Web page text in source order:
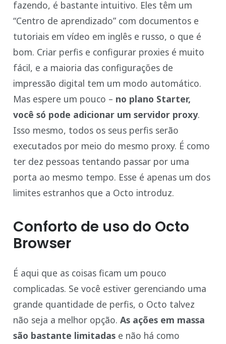
fazendo, é bastante intuitivo. Eles têm um
“Centro de aprendizado” com documentos e
tutoriais em vídeo em inglês e russo, o que é
bom. Criar perfis e configurar proxies é muito
fácil, e a maioria das configurações de
impressão digital tem um modo automático.
Mas espere um pouco – no plano Starter,
você só pode adicionar um servidor proxy.
Isso mesmo, todos os seus perfis serão
executados por meio do mesmo proxy. É como
ter dez pessoas tentando passar por uma
porta ao mesmo tempo. Esse é apenas um dos
limites estranhos que a Octo introduz.
Conforto de uso do Octo
Browser
É aqui que as coisas ficam um pouco
complicadas. Se você estiver gerenciando uma
grande quantidade de perfis, o Octo talvez
não seja a melhor opção.As ações em massa
são bastante limitadas e não há como